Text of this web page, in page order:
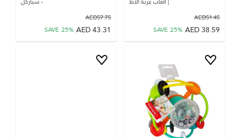
51.45
AED
38.59
AED
SAVE 25%
57.75
AED
43.31
AED
SAVE 25%